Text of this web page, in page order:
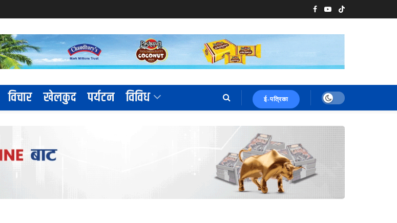
विचार खेलकुद पर्यटन विविध ई-पत्रिका